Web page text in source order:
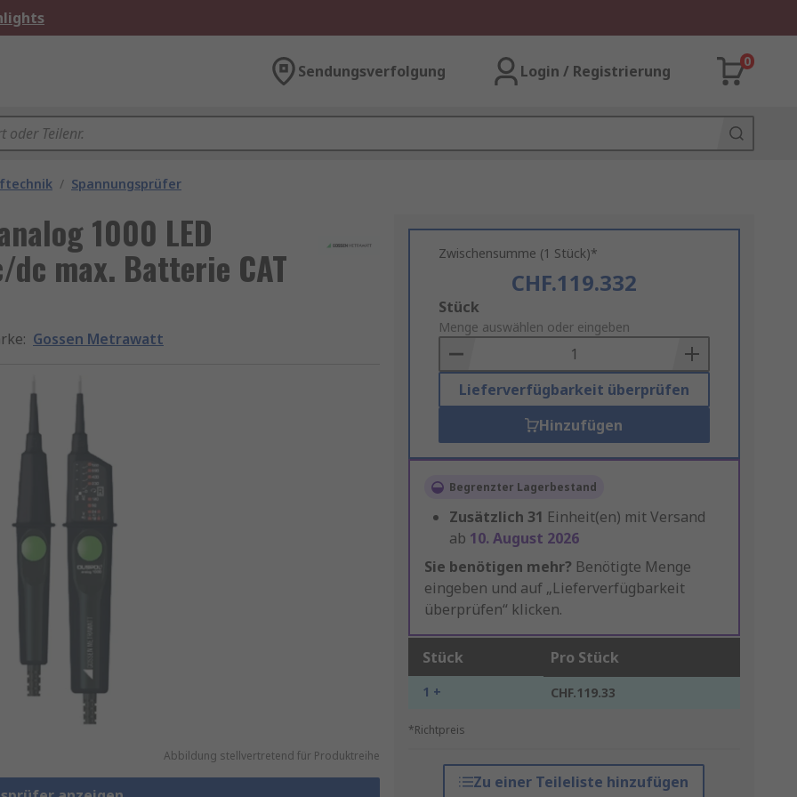
Sendungsverfolgung Login / Registrierung
0
/ Spannungsprüfer
1000 LED
max. Batterie CAT
: Gossen Metrawatt
Abbildung stellvertretend für Produktreihe
Zwischensumme (1 Stück)*
CHF.119.332
Add
to
Basket
Stück
Menge auswählen oder eingeben
Lieferverfügbarkeit überprüfen
Hinzufügen
Begrenzter Lagerbestand
Zusätzlich 31 Einheit(en) mit Versand
ab 10. August 2026
Sie benötigen mehr? Benötigte Menge
eingeben und auf „Lieferverfügbarkeit
überprüfen“ klicken.
Stück Pro Stück
1 + CHF.119.33
*Richtpreis
Zu einer Teileliste hinzufügen